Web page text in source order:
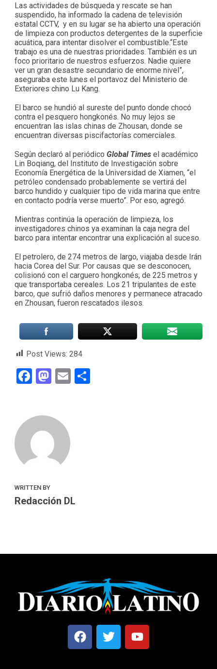
Las actividades de búsqueda y rescate se han
suspendido, ha informado la cadena de televisión
estatal CCTV, y en su lugar se ha abierto una operación
de limpieza con productos detergentes de la superficie
acuática, para intentar disolver el combustible.“Este
trabajo es una de nuestras prioridades. También es un
foco prioritario de nuestros esfuerzos. Nadie quiere
ver un gran desastre secundario de enorme nivel”,
aseguraba este lunes el portavoz del Ministerio de
Exteriores chino Lu Kang.
El barco se hundió al sureste del punto donde chocó
contra el pesquero hongkonés. No muy lejos se
encuentran las islas chinas de Zhousan, donde se
encuentran diversas piscifactorías comerciales.
Según declaró al periódico Global Times el académico
Lin Boqiang, del Instituto de Investigación sobre
Economía Energética de la Universidad de Xiamen, “el
petróleo condensado probablemente se vertirá del
barco hundido y cualquier tipo de vida marina que entre
en contacto podría verse muerto”. Por eso, agregó.
Mientras continúa la operación de limpieza, los
investigadores chinos ya examinan la caja negra del
barco para intentar encontrar una explicación al suceso.
El petrolero, de 274 metros de largo, viajaba desde Irán
hacia Corea del Sur. Por causas que se desconocen,
colisionó con el carguero hongkonés, de 225 metros y
que transportaba cereales. Los 21 tripulantes de este
barco, que sufrió daños menores y permanece atracado
en Zhousan, fueron rescatados ilesos.
Post Views: 284
Facebook
Mastodon
Email
WRITTEN BY
Redacción DL